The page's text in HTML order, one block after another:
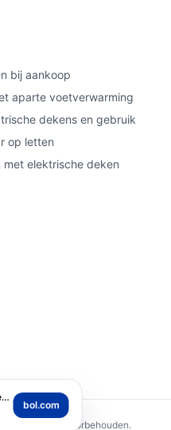
Goliving Elektrische...
bol.com
bij aankoop
aparte voetverwarming
dekens en gebruik
op letten
met elektrische deken
Alle rechten voorbehouden.